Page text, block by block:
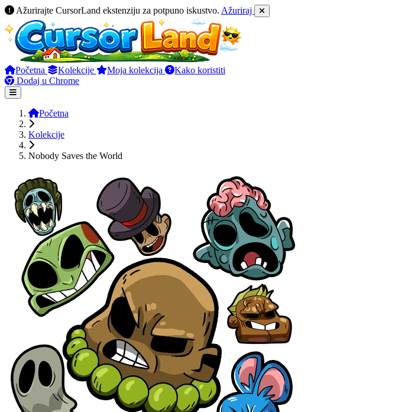
Ažurirajte CursorLand ekstenziju za potpuno iskustvo. Ažuriraj
Početna Kolekcije Moja kolekcija
Kako koristiti
Dodaj u Chrome
Početna
Kolekcije
Nobody Saves the World